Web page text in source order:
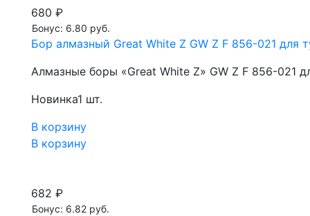
680 ₽
Бонус: 6.80 руб.
Бор алмазный Great White Z GW Z F 856-021 для
Алмазные боры «Great White Z» GW Z F 856-021
Новинка1 шт.
В корзину
В корзину
682 ₽
Бонус: 6.82 руб.